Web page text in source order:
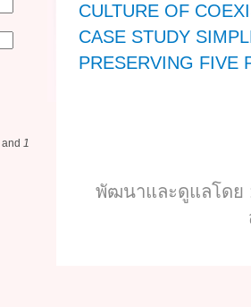
and 1
CULTURE OF
CASE STUDY
PRESERVING FIVE
พัฒนาและดูแลโดย